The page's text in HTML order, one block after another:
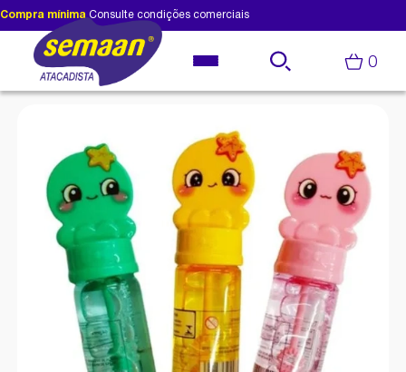
Compra mínima Consulte condições comerciais
0